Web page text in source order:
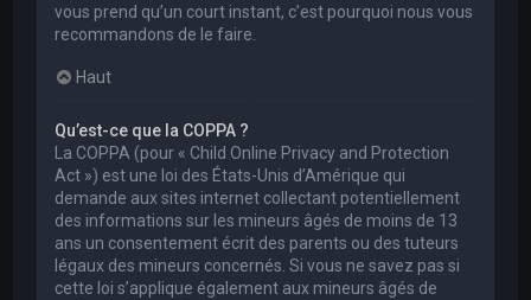
vous prend qu’un court instant, c’est pourquoi nous vous
recommandons de le faire.
Haut
Qu’est-ce que la COPPA ?
La COPPA (pour « Child Online Privacy and Protection
Act ») est une loi des États-Unis d’Amérique qui
demande aux sites internet collectant potentiellement
des informations sur les mineurs âgés de moins de 13
ans un consentement écrit des parents ou des tuteurs
légaux des mineurs concernés. Si vous ne savez pas si
cette loi s’applique également aux mineurs âgés de